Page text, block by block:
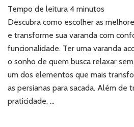
para
sacada:
como
o
modelo
ideal
para
sua
Tempo de leitura 4 minutos
Descubra como escolher as
e transforme sua varanda com
funcionalidade. Ter uma varanda
o sonho de quem busca relaxar
um dos elementos que mais
as persianas para sacada. Além de
praticidade, …